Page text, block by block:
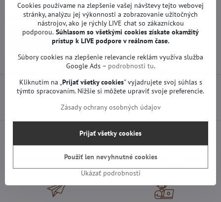
Viac z kategórie
Náhradné diely | Samsung TV
Predchádzajúci produkt Nasledujúci produkt
Osobný odber v Trenčíne
ihneď a zadarmo
Doprava len za 2,90 €
nad 60 € zadarmo
Cookies používame na zlepšenie vašej návštevy tejto webovej
stránky, analýzu jej výkonnosti a zobrazovanie užitočných
nástrojov, ako je rýchly LIVE chat so zákazníckou
podporou. Súhlasom so všetkými cookies získate okamžitý
prístup k LIVE podpore v reálnom čase.
Súbory cookies na zlepšenie relevancie reklám využíva služba
Google Ads – podrobnosti tu.
Kliknutím na „ Prijať všetky cookies" vyjadrujete svoj súhlas s
týmto spracovaním. Nižšie si môžete upraviť svoje preferencie.
Zásady ochrany osobných údajov
Ukázať podrobnosti
Prijať všetky cookies
Použiť len nevyhnutné cookies